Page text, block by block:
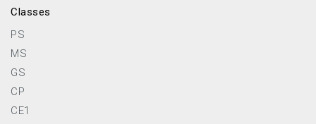
Classes
PS
MS
GS
CP
CE1